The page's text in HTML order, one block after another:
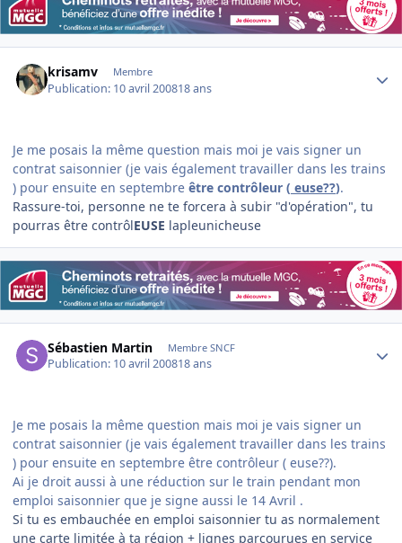
krisamv Membre
Publication: 10 avril 200818 ans
Je me posais la même question mais moi je vais signer un
contrat saisonnier (je vais également travailler dans les trains
) pour ensuite en septembre être contrôleur ( euse??).
Rassure-toi, personne ne te forcera à subir "d'opération", tu
pourras être contrôlEUSE lapleunicheuse
Sébastien Martin Membre SNCF
Publication: 10 avril 200818 ans
Je me posais la même question mais moi je vais signer un
contrat saisonnier (je vais également travailler dans les trains
) pour ensuite en septembre être contrôleur ( euse??).
Ai je droit aussi à une réduction sur le train pendant mon
emploi saisonnier que je signe aussi le 14 Avril .
Si tu es embauchée en emploi saisonnier tu as normalement
une carte limitée à ta région + lignes parcourues en service